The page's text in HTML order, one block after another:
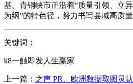
基。青铜峡市正沿着“质量引领、立
为纲”的特色径，努力书写县域高质量
关键词：
k8一触即发人生赢家
上一篇： 之声 PR、欧洲数据取图灵